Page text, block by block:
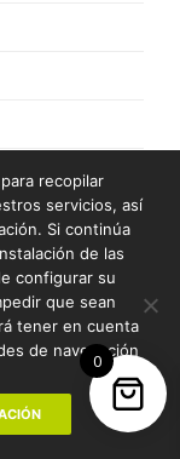
0
recopilar
servicios, así
Si continúa
de las
configurar su
que sean
tener en cuenta
de navegación